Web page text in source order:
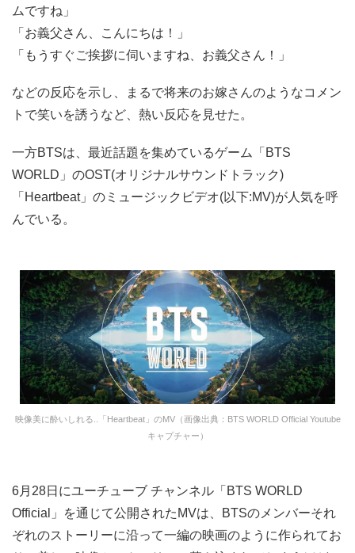
ムですね」
「お義父さん、こんにちは！」
「もうすぐご挨拶に伺いますね、お義父さん！」
などの反応を示し、まるで将来のお嫁さんのようなコメン
トで笑いを誘うなど、熱い反応を見せた。
一方BTSは、最近話題を集めているゲーム「BTS
WORLD」のOST(オリジナルサウンドトラック)
「Heartbeat」のミュージックビデオ(以下:MV)が人気を呼
んでいる。
映像美に酔いしれる..「Heartbeat」のMV（画像出典：BTS WORLD Official Youtube
キャプチャー）
6月28日にユーチューブ チャンネル「BTS WORLD
Official」を通じて公開されたMVは、BTSのメンバーそれ
ぞれのストーリーに沿って一編の映画のように作られてお